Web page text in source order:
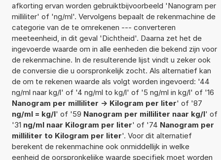
afkorting ervan worden gebruiktbijvoorbeeld 'Nanogram per
milliliter' of 'ng/ml'. Vervolgens bepaalt de rekenmachine de
categorie van de te omrekenen --- converteren
meeteenheid, in dit geval 'Dichtheid'. Daarna zet het de
ingevoerde waarde om in alle eenheden die bekend zijn voor
de rekenmachine. In de resulterende lijst vindt u zeker ook
de conversie die u oorspronkelijk zocht. Als alternatief kan
de om te rekenen waarde als volgt worden ingevoerd: '44
ng/ml naar kg/l' of '4 ng/ml to kg/l' of '5 ng/ml in kg/l' of '16
Nanogram per milliliter -> Kilogram per liter' of '87
ng/ml = kg/l' of '59 Nanogram per milliliter naar kg/l' of
'31 ng/ml naar Kilogram per liter' of '74 Nanogram per
milliliter to Kilogram per liter'. Voor dit alternatief
berekent de rekenmachine ook onmiddellijk in welke
eenheid de oorspronkelijke waarde specifiek moet worden